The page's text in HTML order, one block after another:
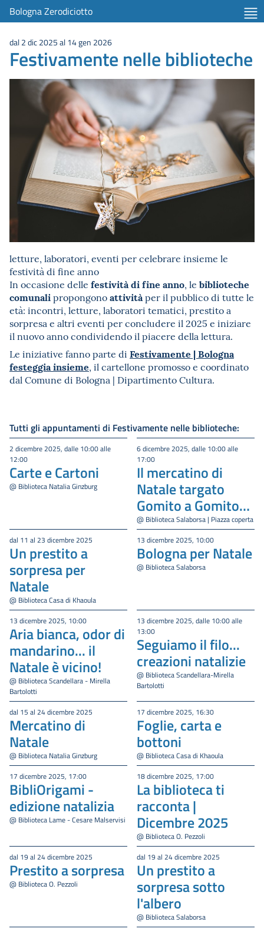
Bologna Zerodiciotto
dal 2 dic 2025 al 14 gen 2026
Festivamente nelle biblioteche
letture, laboratori, eventi per celebrare insieme le
festività di fine anno
In occasione delle festività di fine anno, le biblioteche
comunalipropongonoattivitàper il pubblico di tutte le
età: incontri, letture, laboratori tematici, prestito a
sorpresa e altri eventi per concludere il 2025 e iniziare
il nuovo anno condividendo il piacere della lettura.
Le iniziative fanno parte di Festivamente | Bologna
festeggia insieme, il cartellone promosso e coordinato
dal Comune di Bologna | Dipartimento Cultura.
Tutti gli appuntamenti di Festivamente nelle biblioteche:
2 dicembre 2025, dalle 10:00 alle
12:00
Carte e Cartoni
@ Biblioteca Natalia Ginzburg
6 dicembre 2025, dalle 10:00 alle
17:00
Il mercatino di
Natale targato
Gomito a Gomito-
2025
@ Biblioteca Salaborsa | Piazza coperta
dal 11 al 23 dicembre 2025
Un prestito a
sorpresa per
Natale
@ Biblioteca Casa di Khaoula
13 dicembre 2025, 10:00
Bologna per Natale
@ Biblioteca Salaborsa
13 dicembre 2025, 10:00
Aria bianca, odor di
mandarino... il
Natale è vicino!
@ Biblioteca Scandellara - Mirella
Bartolotti
13 dicembre 2025, dalle 10:00 alle
13:00
Seguiamo il filo...
creazioni natalizie
@ Biblioteca Scandellara-Mirella
Bartolotti
dal 15 al 24 dicembre 2025
Mercatino di
Natale
@ Biblioteca Natalia Ginzburg
17 dicembre 2025, 16:30
Foglie, carta e
bottoni
@ Biblioteca Casa di Khaoula
17 dicembre 2025, 17:00
BibliOrigami -
edizione natalizia
@ Biblioteca Lame - Cesare Malservisi
18 dicembre 2025, 17:00
La biblioteca ti
racconta |
Dicembre 2025
@ Biblioteca O. Pezzoli
dal 19 al 24 dicembre 2025
Prestito a sorpresa
@ Biblioteca O. Pezzoli
dal 19 al 24 dicembre 2025
Un prestito a
sorpresa sotto
l'albero
@ Biblioteca Salaborsa